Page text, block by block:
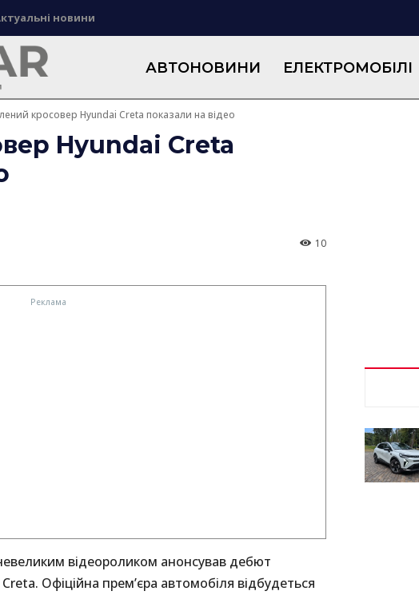
новини
АВТОНОВИНИ ЕЛЕКТРОМОБІЛІ
кросовер Hyundai Creta показали на відео
Hyundai Creta
10
відеороликом анонсував дебют
Офіційна прем’єра автомобіля відбудеться